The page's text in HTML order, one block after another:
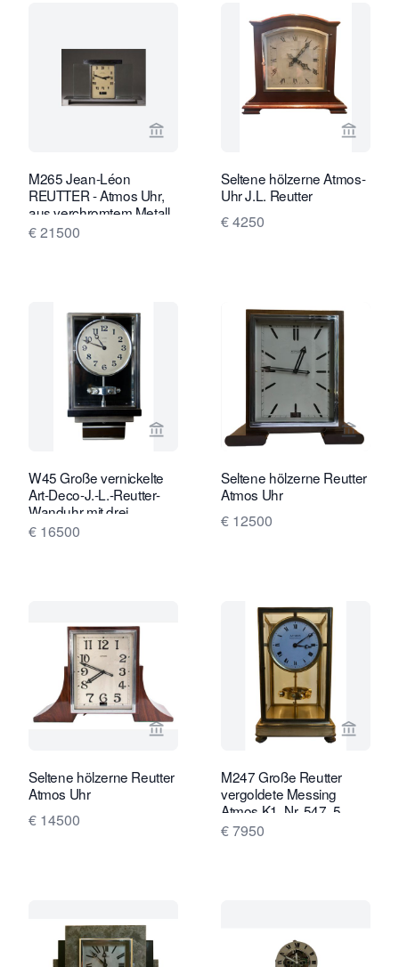
Verkaeuferseite von Van Brug
M265 Jean-Léon
REUTTER - Atmos Uhr,
aus verchromtem Metall
und Glasscheiben
€ 21500
Seltene hölzerne Atmos-
Uhr J.L. Reutter
€ 4250
Verkaeuferseite von Van Brug
W45 Große vernickelte
Art-Deco-J.-L.-Reutter-
Wanduhr mit drei
Glasbehältern.
€ 16500
Seltene hölzerne Reutter
Atmos Uhr
€ 12500
Verkaeuferseite von Van Brug
Seltene hölzerne Reutter
Atmos Uhr
€ 14500
M247 Große Reutter
vergoldete Messing
Atmos K1, Nr. 547, 5
Gläser, Frankreich um
€ 7950